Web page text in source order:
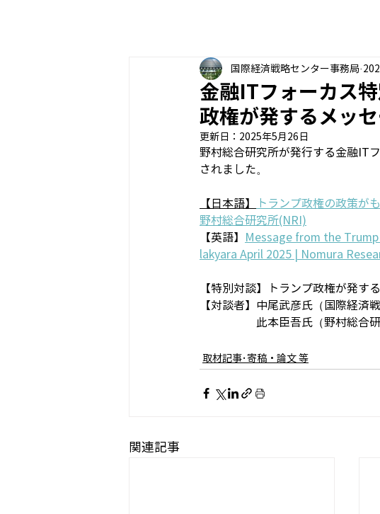
金融ITフォーカス
政権が発するメッ
国際経済戦略センター事務局
更新日： 2025年5月26日
野村総合研究所が発行する金融IT
されました。
【日本語】
トランプ政権の政策が
野村総合研究所(NRI)
【英語】
Message from the
lakyara April 2025 | Nomura
【特別対談】トランプ政権が発す
【対談者】中尾武彦氏（国際経済
此本臣吾氏（野村総合研究
取材記事･寄稿・論文 等
関連記事